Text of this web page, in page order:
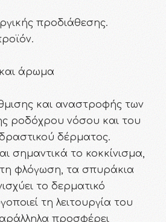
προδιάθεσης.
άρωμα
και αναστροφής των
ροδόχρου νόσου και του
δέρματος.
σημαντικά τo κοκκίνισμα,
τη φλόγωση, τα σπυράκια
το δερματικό
τη λειτουργία του
προσφέρει